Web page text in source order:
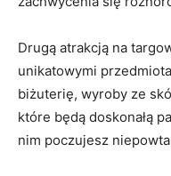
Drugą atrakcją na
unikatowymi
biżuterię, wyroby⁣ ze
które będą doskonałą
nim poczujesz